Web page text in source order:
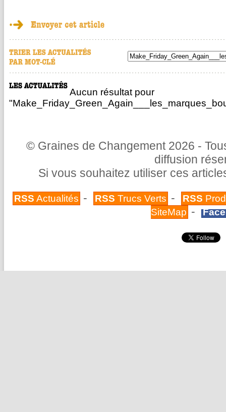
Aucun résultat pour
© Graines de Changement 2026 -
diffusion
Si vous souhaitez utiliser ces
RSS Actualités - RSS Trucs Verts - RSS
SiteMap -